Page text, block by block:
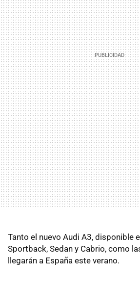
Tanto el nuevo Audi A3, disponible
Sportback, Sedan y Cabrio, como
llegarán a España este verano.